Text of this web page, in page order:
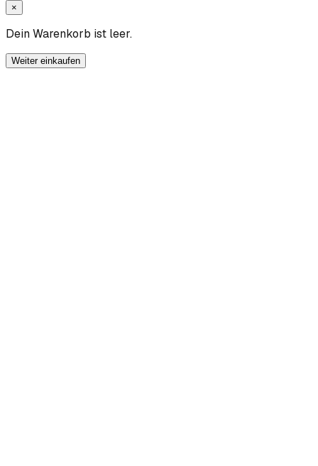
×
Dein Warenkorb ist leer.
Weiter einkaufen